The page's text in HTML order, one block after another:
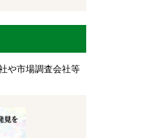
や市場調査会社等